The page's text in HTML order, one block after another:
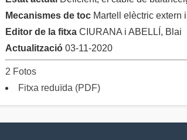
Mecanismes de toc Martell elèctric extern
Editor de la fitxa CIURANA i ABELLÍ, Blai
Actualització 03-11-2020
2 Fotos
Fitxa reduïda (PDF)